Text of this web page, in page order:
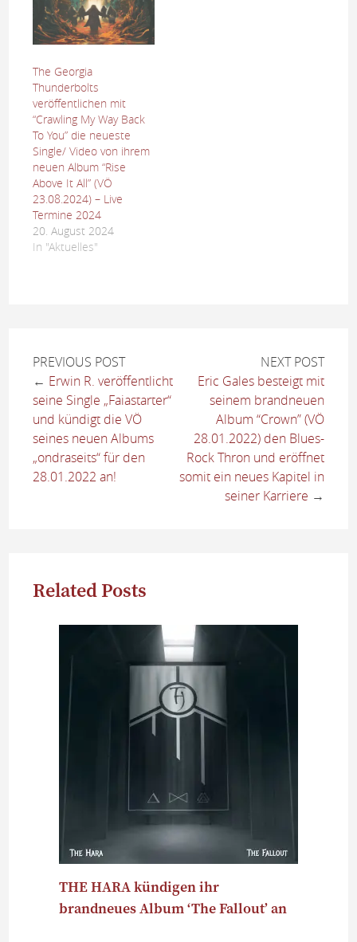
The Georgia
Thunderbolts
veröffentlichen mit
“Crawling My Way Back
To You” die neueste
Single/ Video von ihrem
neuen Album “Rise
Above It All” (VÖ
23.08.2024) – Live
Termine 2024
20. August 2024
In "Aktuelles"
PREVIOUS POST
← Erwin R. veröffentlicht
seine Single „Faiastarter“
und kündigt die VÖ
seines neuen Albums
„ondraseits“ für den
28.01.2022 an!
NEXT POST
Eric Gales besteigt mit
seinem brandneuen
Album “Crown” (VÖ
28.01.2022) den Blues-
Rock Thron und eröffnet
somit ein neues Kapitel in
seiner Karriere →
Related Posts
THE HARA kündigen ihr
brandneues Album ‘The Fallout’ an